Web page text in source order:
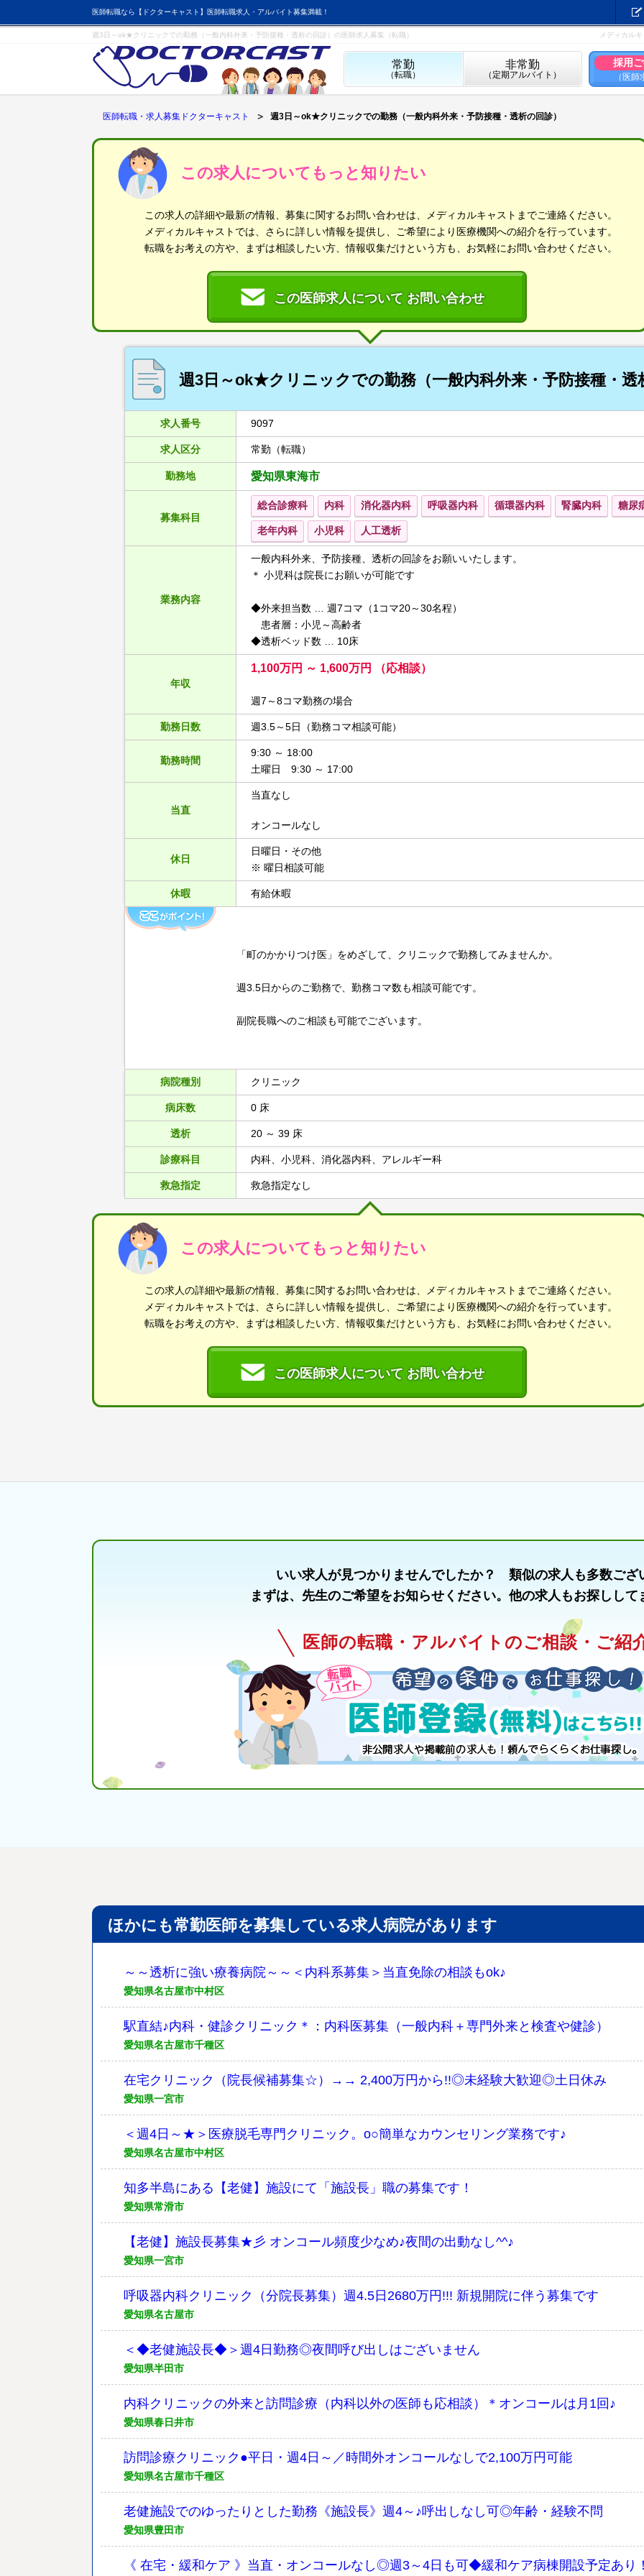
医師転職なら【ドクターキャスト】医師転職求人・アルバイト募集満載！
週3日～ok★クリニックでの勤務（一般内科外来・予防接種・透析の回診）の医師求人募集（転職） メディカル
常勤
（転職）
非常勤
（定期アルバイト）
採用
（医
医師転職・求人募集ドクターキャスト 週3日～ok★クリニックでの勤務（一般内科外来・予防接種・透析の回診）
この求人についてもっと知りたい
この求人の詳細や最新の情報、募集に関するお問い合わせは、メディカルキャストまでご連絡ください。
メディカルキャストでは、さらに詳しい情報を提供し、ご希望により医療機関への紹介を行っています。
転職をお考えの方や、まずは相談したい方、情報収集だけという方も、お気軽にお問い合わせください。
この医師求人について お問い合わせ
週3日～ok★クリニックでの勤務（一般内科外来・予防接種・透
求人番号 9097
求人区分 常勤（転職）
勤務地 愛知県東海市
募集科目
総合診療科 内科 消化器内科 呼吸器内科 循環器内科 腎臓内科 糖尿
老年内科 小児科 人工透析
業務内容
一般内科外来、予防接種、透析の回診をお願いいたします。
＊ 小児科は院長にお願いが可能です
◆外来担当数 … 週7コマ（1コマ20～30名程）
患者層：小児～高齢者
◆透析ベッド数 … 10床
年収
1,100万円 ～ 1,600万円 （応相談）
週7～8コマ勤務の場合
勤務日数 週3.5～5日（勤務コマ相談可能）
勤務時間
9:30 ～ 18:00
土曜日 9:30 ～ 17:00
当直
当直なし
オンコールなし
休日
日曜日・その他
※ 曜日相談可能
休暇 有給休暇
「町のかかりつけ医」をめざして、クリニックで勤務してみませんか。
週3.5日からのご勤務で、勤務コマ数も相談可能です。
副院長職へのご相談も可能でございます。
病院種別 クリニック
病床数 0 床
透析 20 ～ 39 床
診療科目 内科、小児科、消化器内科、アレルギー科
救急指定 救急指定なし
この求人についてもっと知りたい
この求人の詳細や最新の情報、募集に関するお問い合わせは、メディカルキャストまでご連絡ください。
メディカルキャストでは、さらに詳しい情報を提供し、ご希望により医療機関への紹介を行っています。
転職をお考えの方や、まずは相談したい方、情報収集だけという方も、お気軽にお問い合わせください。
この医師求人について お問い合わせ
いい求人が見つかりませんでしたか？ 類似の求人も多数ござ
まずは、先生のご希望をお知らせください。他の求人もお探しして
医師の転職・アルバイトのご相談・ご紹
ほかにも常勤医師を募集している求人病院があります
～～透析に強い療養病院～～＜内科系募集＞当直免除の相談もok♪
愛知県名古屋市中村区
駅直結♪内科・健診クリニック＊：内科医募集（一般内科＋専門外来と検査や健診）
愛知県名古屋市千種区
在宅クリニック（院長候補募集☆）→→ 2,400万円から!!◎未経験大歓迎◎土日休み
愛知県一宮市
＜週4日～★＞医療脱毛専門クリニック。o○簡単なカウンセリング業務です♪
愛知県名古屋市中村区
知多半島にある【老健】施設にて「施設長」職の募集です！
愛知県常滑市
【老健】施設長募集★彡 オンコール頻度少なめ♪夜間の出動なし^^♪
愛知県一宮市
呼吸器内科クリニック（分院長募集）週4.5日2680万円!!! 新規開院に伴う募集です
愛知県名古屋市
＜◆老健施設長◆＞週4日勤務◎夜間呼び出しはございません
愛知県半田市
内科クリニックの外来と訪問診療（内科以外の医師も応相談）＊オンコールは月1回♪
愛知県春日井市
訪問診療クリニック●平日・週4日～／時間外オンコールなしで2,100万円可能
愛知県名古屋市千種区
老健施設でのゆったりとした勤務《施設長》週4～♪呼出しなし可◎年齢・経験不問
愛知県豊田市
《 在宅・緩和ケア 》当直・オンコールなし◎週3～4日も可◆緩和ケア病棟開設予定あり